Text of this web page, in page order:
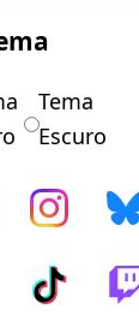
Tema
Escuro